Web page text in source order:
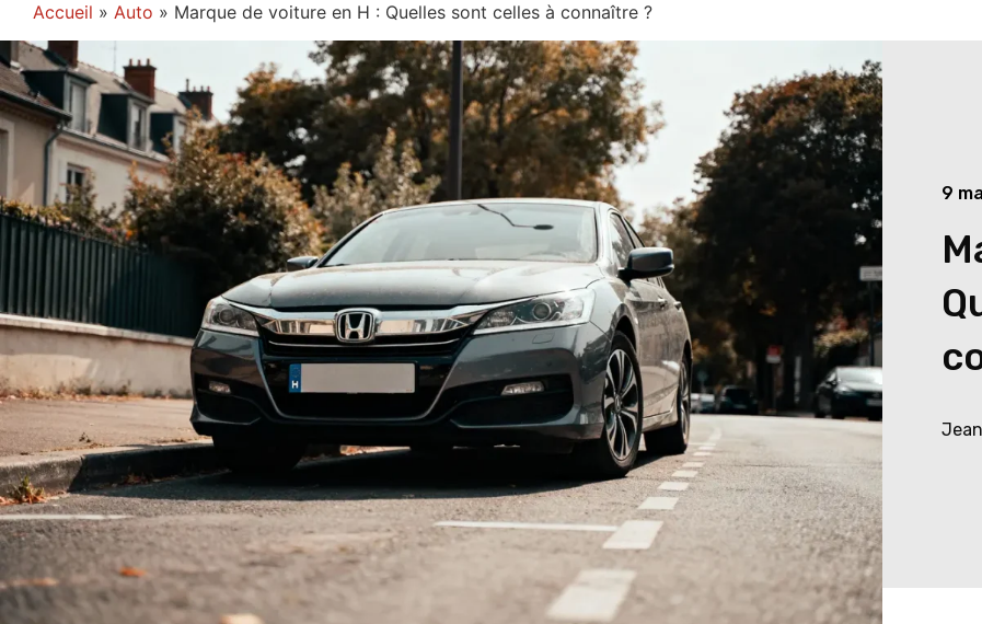
Accueil » Auto » Marque de voiture en H : Quelles sont celles à connaître ?
9